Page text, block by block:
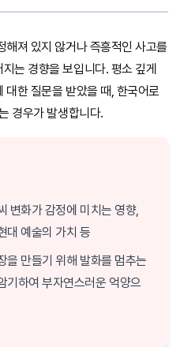
해져 있지 않거나 즉흥적인 사고를
는 경향을 보입니다. 평소 깊게
대한 질문을 받았을 때, 한국어로
경우가 발생합니다.
변화가 감정에 미치는 영향,
대 예술의 가치 등
을 만들기 위해 발화를 멈추는
기하여 부자연스러운 억양으